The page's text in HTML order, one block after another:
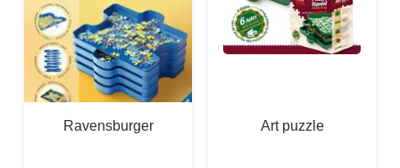
Ravensburger Art puzzle